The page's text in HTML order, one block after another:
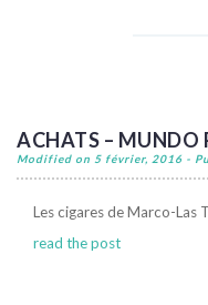
ACHATS – MUNDO
Modified on 5 février, 2016 -
Les cigares de Marco-Las
read the post